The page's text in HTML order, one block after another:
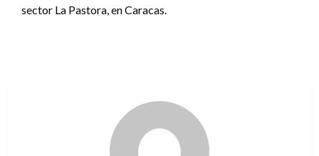
sector La Pastora, en Caracas.